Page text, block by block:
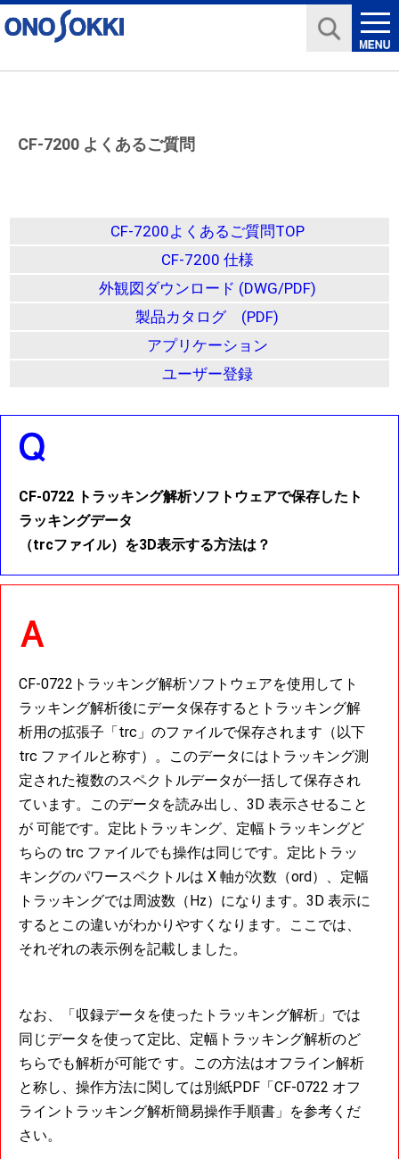
CF-7200 よくあるご質問
CF-7200よくあるご質問TOP
CF-7200 仕様
外観図ダウンロード (DWG/PDF)
製品カタログ (PDF)
アプリケーション
ユーザー登録
CF-0722 トラッキング解析ソフトウェアで保存したト
ラッキングデータ
（trcファイル）を3D表示する方法は？
CF-0722トラッキング解析ソフトウェアを使用してト
ラッキング解析後にデータ保存するとトラッキング解
析用の拡張子「trc」のファイルで保存されます（以下
trc ファイルと称す）。このデータにはトラッキング測
定された複数のスペクトルデータが一括して保存され
ています。このデータを読み出し、3D 表示させること
が 可能です。定比トラッキング、定幅トラッキングど
ちらの trc ファイルでも操作は同じです。定比トラッ
キングのパワースペクトルは X 軸が次数（ord）、定幅
トラッキングでは周波数（Hz）になります。3D 表示に
するとこの違いがわかりやすくなります。ここでは、
それぞれの表示例を記載しました。
なお、「収録データを使ったトラッキング解析」では
同じデータを使って定比、定幅トラッキング解析のど
ちらでも解析が可能で す。この方法はオフライン解析
と称し、操作方法に関しては別紙PDF「CF-0722 オフ
ライントラッキング解析簡易操作手順書」を参考くだ
さい。